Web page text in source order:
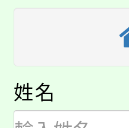
車」活動
桃園市
公告本
代理(課)
公告本
代理(課)
轉知中
姓名